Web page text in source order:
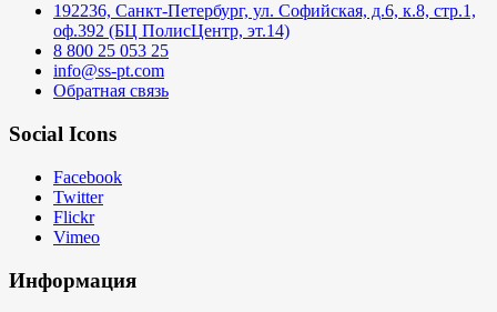
192236, Санкт-Петербург, ул. Софийская, д.6, к.8, стр.1,
оф.392 (БЦ ПолисЦентр, эт.14)
8 800 25 053 25
info@ss-pt.com
Обратная связь
Social Icons
Facebook
Twitter
Flickr
Vimeo
Информация